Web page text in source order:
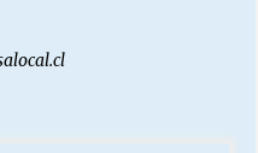
sueldo?